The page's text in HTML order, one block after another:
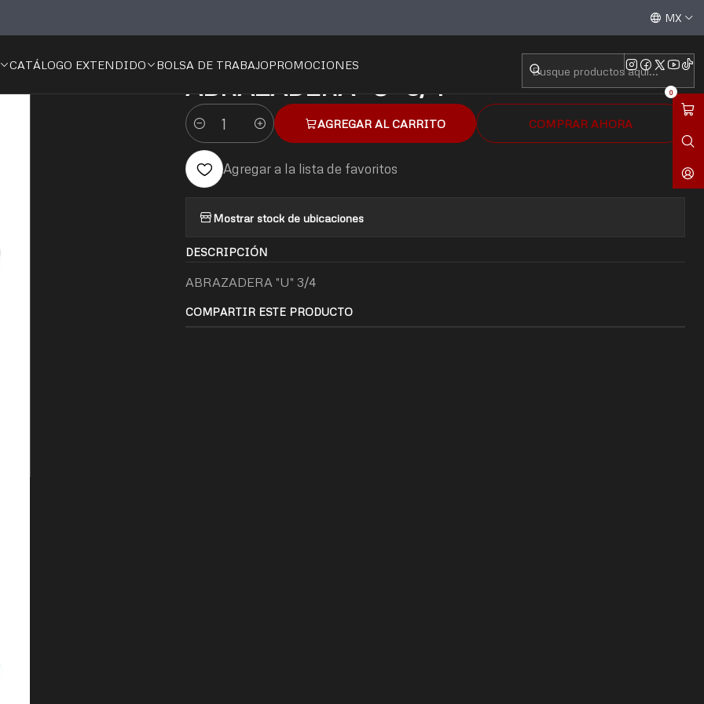
CATÁLOGO EXTENDIDO BOLSA DE TRABAJOPROMOCIONES
0
Aceptamos todas las tarjetas de crédito / débito y
MX
|
ABRAZADERA "U" 3/4
Cantidad
AGREGAR AL CARRITO COMPRAR AHORA
Agregar a la lista de favoritos
Mostrar stock de ubicaciones
DESCRIPCIÓN
ABRAZADERA "U" 3/4
COMPARTIR ESTE PRODUCTO